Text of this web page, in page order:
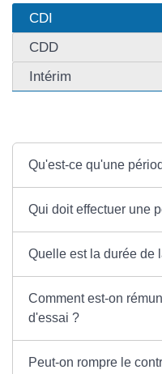
CDI
CDD
Intérim
Qu'est-ce qu'une
Qui doit effectuer une
Quelle est la durée de
Comment est-on
d'essai ?
Peut-on rompre le